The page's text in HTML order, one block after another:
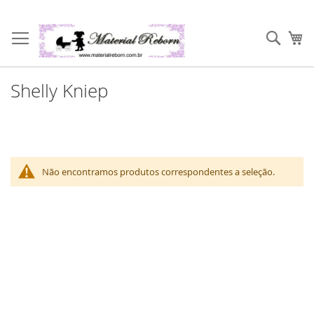
para
o
conteúdo
Shelly Kniep
Não encontramos produtos correspondentes a seleção.